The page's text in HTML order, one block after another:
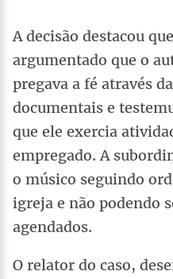
A decisão destacou
argumentado que o
pregava a fé através
documentais e
que ele exercia
empregado. A
o músico seguindo
igreja e não podendo
agendados.
O relator do caso,